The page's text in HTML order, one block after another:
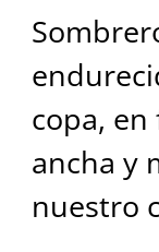
copa,
ancha y
nuestro